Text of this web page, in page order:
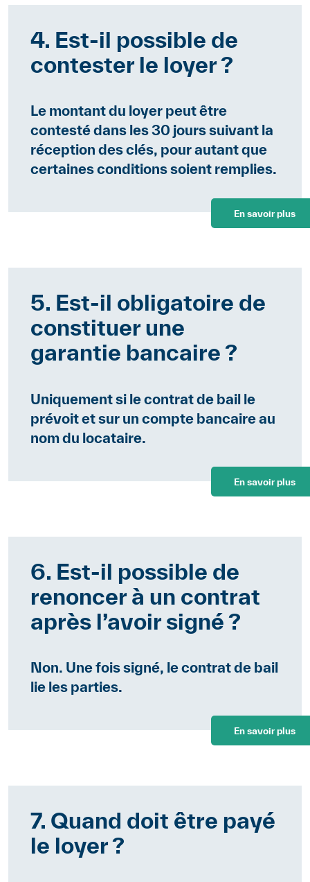
4. Est-il possible de
contester le loyer ?
Le montant du loyer peut être
contesté dans les 30 jours suivant la
réception des clés, pour autant que
certaines conditions soient remplies.
En savoir plus
5. Est-il obligatoire de
constituer une
garantie bancaire ?
Uniquement si le contrat de bail le
prévoit et sur un compte bancaire au
nom du locataire.
En savoir plus
6. Est-il possible de
renoncer à un contrat
après l’avoir signé ?
Non. Une fois signé, le contrat de bail
lie les parties.
En savoir plus
7. Quand doit être payé
le loyer ?